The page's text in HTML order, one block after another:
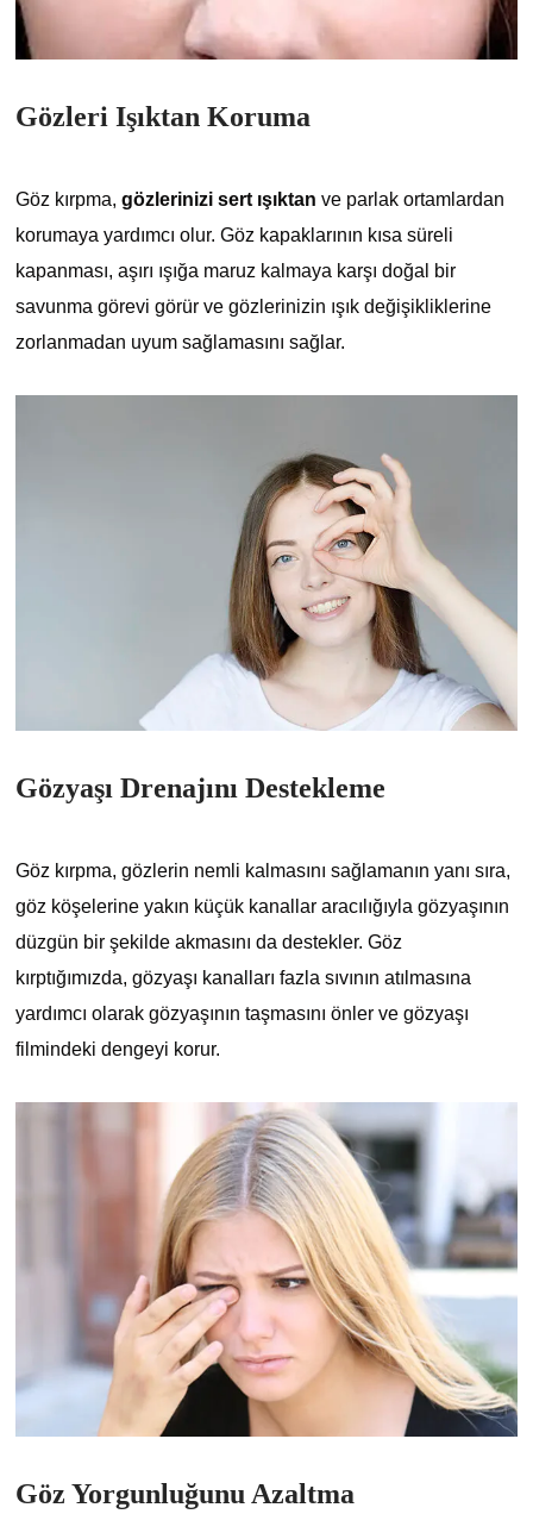
Gözleri Işıktan Koruma
Göz kırpma, gözlerinizi sert ışıktan ve parlak ortamlardan
korumaya yardımcı olur. Göz kapaklarının kısa süreli
kapanması, aşırı ışığa maruz kalmaya karşı doğal bir
savunma görevi görür ve gözlerinizin ışık değişikliklerine
zorlanmadan uyum sağlamasını sağlar.
Gözyaşı Drenajını Destekleme
Göz kırpma, gözlerin nemli kalmasını sağlamanın yanı sıra,
göz köşelerine yakın küçük kanallar aracılığıyla gözyaşının
düzgün bir şekilde akmasını da destekler. Göz
kırptığımızda, gözyaşı kanalları fazla sıvının atılmasına
yardımcı olarak gözyaşının taşmasını önler ve gözyaşı
filmindeki dengeyi korur.
Göz Yorgunluğunu Azaltma